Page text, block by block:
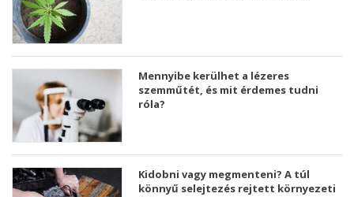
Mennyibe kerülhet a lézeres
szemműtét, és mit érdemes tudni
róla?
Kidobni vagy megmenteni? A túl
könnyű selejtezés rejtett környezeti